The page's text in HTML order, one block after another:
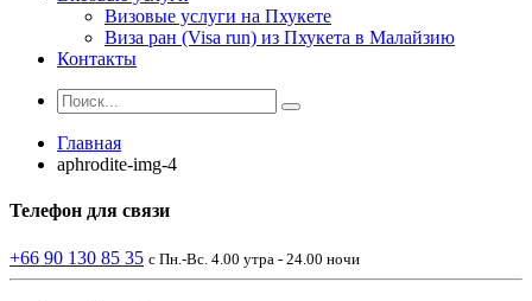
Визовые услуги на Пхукете
Виза ран (Visa run) из Пхукета в Малайзию
Контакты
Главная
aphrodite-img-4
Телефон для связи
+66 90 130 85 35 с Пн.-Вс. 4.00 утра - 24.00 ночи